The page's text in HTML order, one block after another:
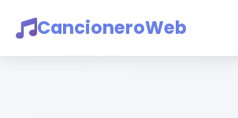
CancioneroWeb